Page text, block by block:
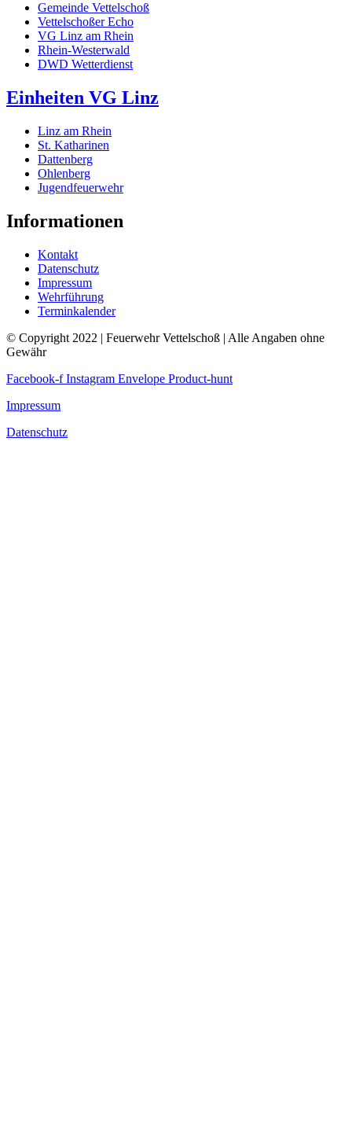
Gemeinde Vettelschoß
Vettelschoßer Echo
VG Linz am Rhein
Rhein-Westerwald
DWD Wetterdienst
Einheiten VG Linz
Linz am Rhein
St. Katharinen
Dattenberg
Ohlenberg
Jugendfeuerwehr
Informationen
Kontakt
Datenschutz
Impressum
Wehrführung
Terminkalender
© Copyright 2022 | Feuerwehr Vettelschoß | Alle Angaben ohne
Gewähr
Facebook-f Instagram Envelope Product-hunt
Impressum
Datenschutz